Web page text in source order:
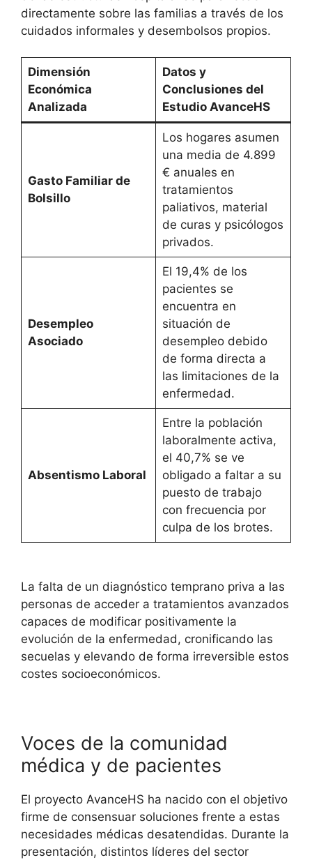
directamente sobre las familias a través de los
cuidados informales y desembolsos propios.
Dimensión
Económica
Analizada
Datos y
Conclusiones del
Estudio AvanceHS
Gasto Familiar de
Bolsillo
Los hogares asumen
una media de 4.899
€ anuales en
tratamientos
paliativos, material
de curas y psicólogos
privados.
Desempleo
Asociado
El 19,4% de los
pacientes se
encuentra en
situación de
desempleo debido
de forma directa a
las limitaciones de la
enfermedad.
Absentismo Laboral
Entre la población
laboralmente activa,
el 40,7% se ve
obligado a faltar a su
puesto de trabajo
con frecuencia por
culpa de los brotes.
La falta de un diagnóstico temprano priva a las
personas de acceder a tratamientos avanzados
capaces de modificar positivamente la
evolución de la enfermedad, cronificando las
secuelas y elevando de forma irreversible estos
costes socioeconómicos.
Voces de la comunidad
médica y de pacientes
El proyecto AvanceHS ha nacido con el objetivo
firme de consensuar soluciones frente a estas
necesidades médicas desatendidas. Durante la
presentación, distintos líderes del sector